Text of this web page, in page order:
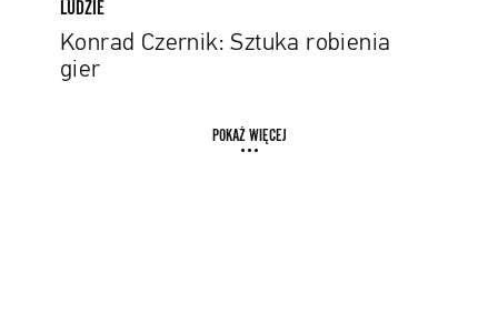
LUDZIE
Konrad Czernik: Sztuka robienia
gier
POKAŻ WIĘCEJ